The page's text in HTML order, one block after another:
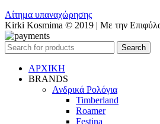
Αίτημα υπαναχώρησης
Kirki Kosmima © 2019 | Με την
Search
ΑΡΧΙΚΗ
BRANDS
Ανδρικά Ρολόγια
Timberland
Roamer
Festina